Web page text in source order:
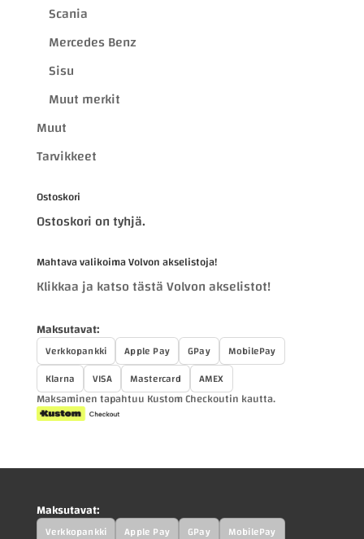
Scania
Mercedes Benz
Sisu
Muut merkit
Muut
Tarvikkeet
Ostoskori
Ostoskori on tyhjä.
Mahtava valikoima Volvon akselistoja!
Klikkaa ja katso tästä Volvon akselistot!
Maksutavat:
Verkkopankki Apple Pay GPay
MobilePay
Klarna
VISA Mastercard AMEX
Maksaminen tapahtuu Kustom Checkoutin kautta.
Maksutavat:
Verkkopankki Apple Pay GPay MobilePay